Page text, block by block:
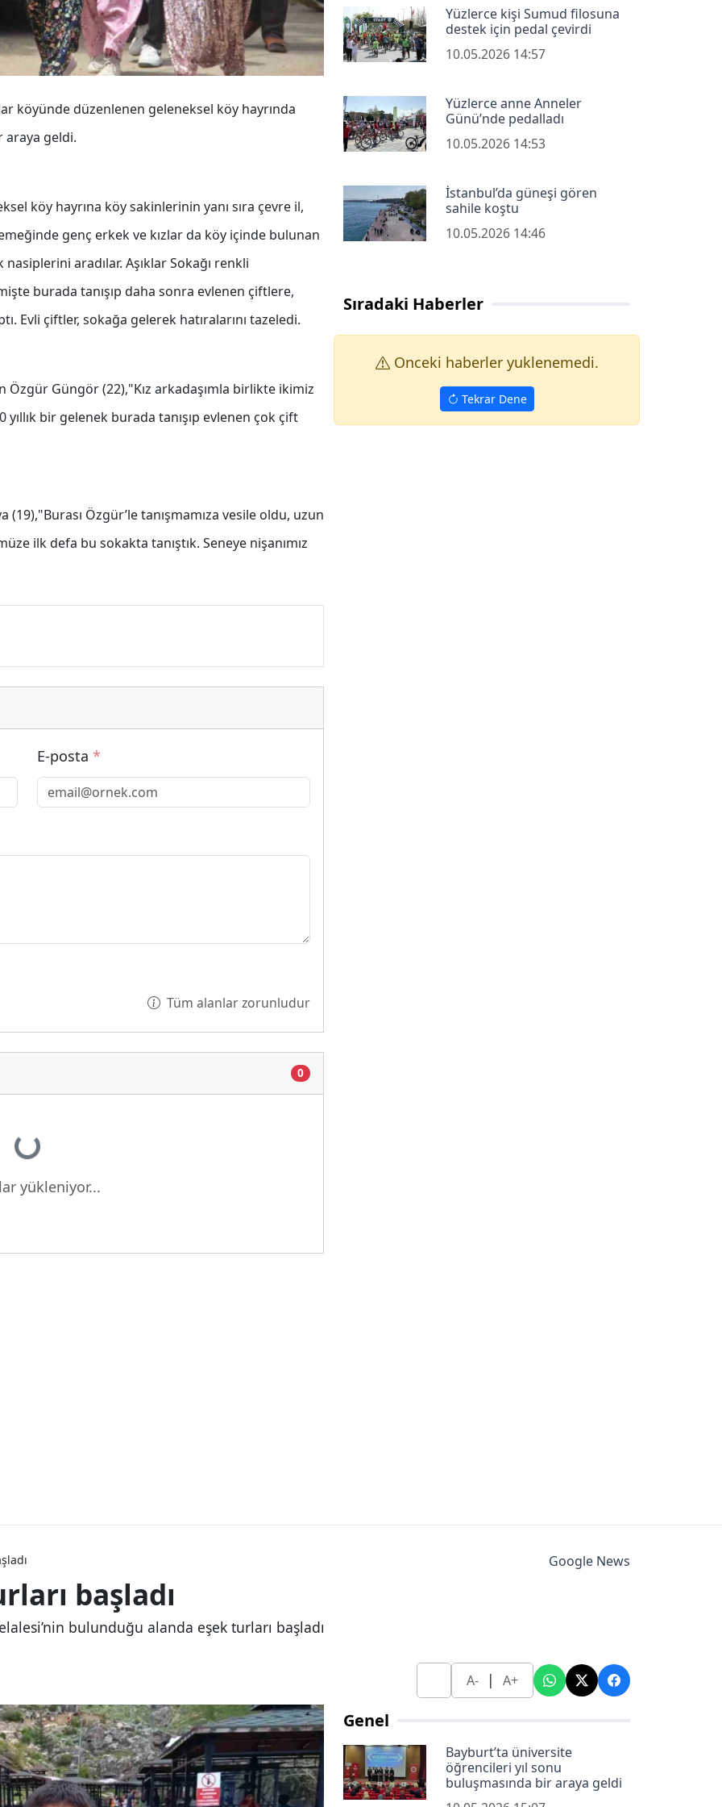
köyünde düzenlenen geleneksel köy hayrında
araya geldi.
köy hayrına köy sakinlerinin yanı sıra çevre il,
genç erkek ve kızlar da köy içinde bulunan
aradılar. Aşıklar Sokağı renkli
burada tanışıp daha sonra evlenen çiftlere,
Evli çiftler, sokağa gelerek hatıralarını tazeledi.
Özgür Güngör (22),"Kız arkadaşımla birlikte ikimiz
bir gelenek burada tanışıp evlenen çok çift
(19),"Burası Özgür’le tanışmamıza vesile oldu, uzun
ilk defa bu sokakta tanıştık. Seneye nişanımız
E-posta *
Tüm alanlar zorunludur
0
yükleniyor...
Yüzlerce kişi Sumud filosuna
destek için pedal çevirdi
10.05.2026 14:57
Yüzlerce anne Anneler
Günü’nde pedalladı
10.05.2026 14:53
İstanbul’da güneşi gören
sahile koştu
10.05.2026 14:46
Sıradaki Haberler
Onceki haberler yuklenemedi.
Tekrar Dene
Google News
başladı
bulunduğu alanda eşek turları başladı
A- | A+
Genel
Bayburt’ta üniversite
öğrencileri yıl sonu
buluşmasında bir araya geldi